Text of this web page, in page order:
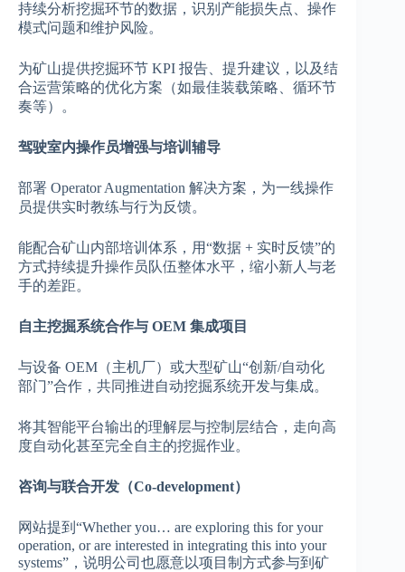
持续分析挖掘环节的数据，识别产能损失点、操作
模式问题和维护风险。
为矿山提供挖掘环节 KPI 报告、提升建议，以及结
合运营策略的优化方案（如最佳装载策略、循环节
奏等）。
驾驶室内操作员增强与培训辅导
部署 Operator Augmentation 解决方案，为一线操作
员提供实时教练与行为反馈。
能配合矿山内部培训体系，用“数据 + 实时反馈”的
方式持续提升操作员队伍整体水平，缩小新人与老
手的差距。
自主挖掘系统合作与 OEM 集成项目
与设备 OEM（主机厂）或大型矿山“创新/自动化
部门”合作，共同推进自动挖掘系统开发与集成。
将其智能平台输出的理解层与控制层结合，走向高
度自动化甚至完全自主的挖掘作业。
咨询与联合开发（Co-development）
网站提到“Whether you… are exploring this for your
operation, or are interested in integrating this into your
systems”，说明公司也愿意以项目制方式参与到矿